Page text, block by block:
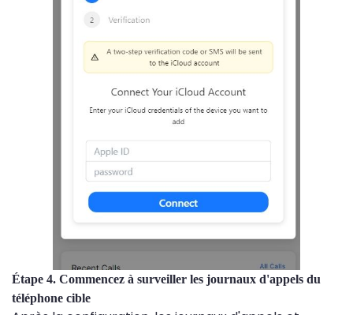
Étape 4. Commencez à surveiller les journaux d'appels du
téléphone cible